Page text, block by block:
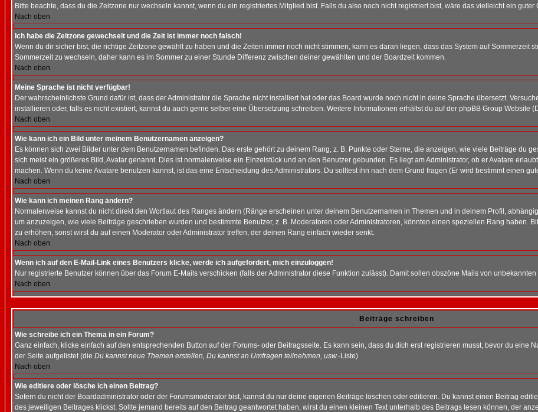
Bitte beachte, dass du die Zeitzone nur wechseln kannst, wenn du ein registriertes Mitglied bist. Falls du also noch nicht registriert bist, wäre das vielleicht ein guter
Nach oben
Ich habe die Zeitzone gewechselt und die Zeit ist immer noch falsch!
Wenn du dir sicher bist, die richtige Zeitzone gewählt zu haben und die Zeiten immer noch nicht stimmen, kann es daran liegen, dass das System auf Sommerzeit
Sommerzeit zu wechseln, daher kann es im Sommer zu einer Stunde Differenz zwischen deiner gewählten und der Boardzeit kommen.
Nach oben
Meine Sprache ist nicht verfügbar!
Der wahrscheinlichste Grund dafür ist, dass der Administrator die Sprache nicht installiert hat oder das Board wurde noch nicht in deine Sprache übersetzt.
installieren oder, falls es nicht existiert, kannst du auch gerne selber eine Übersetzung schreiben. Weitere Informationen erhältst du auf der phpBB Group Website
Nach oben
Wie kann ich ein Bild unter meinem Benutzernamen anzeigen?
Es können sich zwei Bilder unter dem Benutzernamen befinden. Das erste gehört zu deinem Rang, z. B. Punkte oder Sterne, die anzeigen, wie viele Beiträge du
sich meist ein größeres Bild, Avatar genannt. Dies ist normalerweise ein Einzelstück und an den Benutzer gebunden. Es liegt am Administrator, ob er Avatare
machen. Wenn du keine Avatare benutzen kannst, ist das eine Entscheidung des Administrators. Du solltest ihn nach dem Grund fragen (Er wird bestimmt einen
Nach oben
Wie kann ich meinen Rang ändern?
Normalerweise kannst du nicht direkt den Wortlaut des Ranges ändern (Ränge erscheinen unter deinem Benutzernamen in Themen und in deinem Profil,
um anzuzeigen, wie viele Beiträge geschrieben wurden und bestimmte Benutzer, z. B. Moderatoren oder Administratoren, könnten einen speziellen Rang haben.
zu erhöhen, sonst wirst du auf einen Moderator oder Administrator treffen, der deinen Rang einfach wieder senkt.
Nach oben
Wenn ich auf den E-Mail-Link eines Benutzers klicke, werde ich aufgefordert, mich einzuloggen!
Nur registrierte Benutzer können über das Forum E-Mails verschicken (falls der Administrator diese Funktion zulässt). Damit sollen obszöne Mails von
Nach oben
Beiträge schreiben
Wie schreibe ich ein Thema in ein Forum?
Ganz einfach, klicke einfach auf den entsprechenden Button auf der Forums- oder Beitragsseite. Es kann sein, dass du dich erst registrieren musst, bevor du eine
der Seite aufgelistet (die Du kannst neue Themen erstellen, Du kannst an Umfragen teilnehmen, usw.-Liste)
Nach oben
Wie editiere oder lösche ich einen Beitrag?
Sofern du nicht der Boardadministrator oder der Forumsmoderator bist, kannst du nur deine eigenen Beiträge löschen oder editieren. Du kannst einen Beitrag
des jeweiligen Beitrages klickst. Sollte jemand bereits auf den Beitrag geantwortet haben, wirst du einen kleinen Text unterhalb des Beitrags lesen können, der